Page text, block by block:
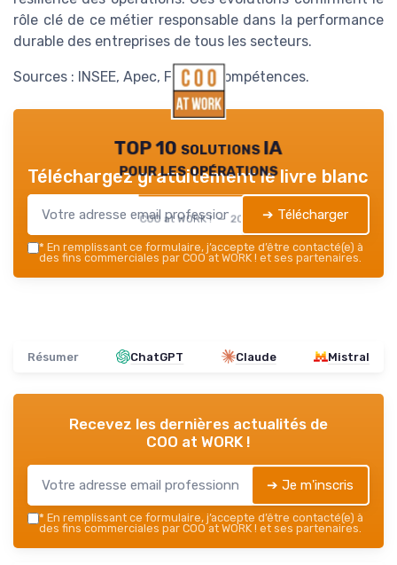
rôle clé de ce métier responsable dans la performance
durable des entreprises de tous les secteurs.
Sources : INSEE, Apec, France Compétences.
TOP 10 solutions IA
pour les opérations
COO at WORK ! — 2026
Téléchargez gratuitement le livre blanc
➔ Télécharger
* En remplissant ce formulaire, j’accepte d’être contacté(e) à
des fins commerciales par COO at WORK ! et ses partenaires.
Résumer ChatGPT Claude Mistral
Recevez les dernières actualités de
COO at WORK !
➔ Je m'inscris
* En remplissant ce formulaire, j’accepte d’être contacté(e) à
des fins commerciales par COO at WORK ! et ses partenaires.